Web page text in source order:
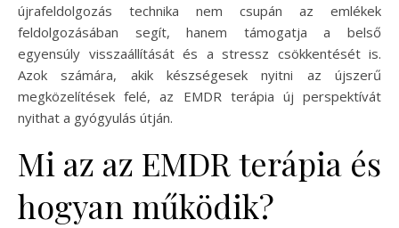
újrafeldolgozás technika nem csupán az emlékek
feldolgozásában segít, hanem támogatja a belső
egyensúly visszaállítását és a stressz csökkentését is.
Azok számára, akik készségesek nyitni az újszerű
megközelítések felé, az EMDR terápia új perspektívát
nyithat a gyógyulás útján.
Mi az az EMDR terápia és
hogyan működik?